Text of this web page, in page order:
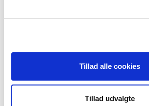
Tillad alle cookies
Tillad udvalgte